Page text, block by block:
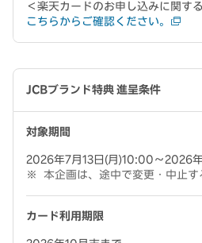
＜楽天カードのお申し込みに関す
こちらからご確認ください。
JCBブランド特典 進呈条件
対象期間
2026年7月13日(月)10:00～2026
本企画は、途中で変更・中止す
カード利用期限